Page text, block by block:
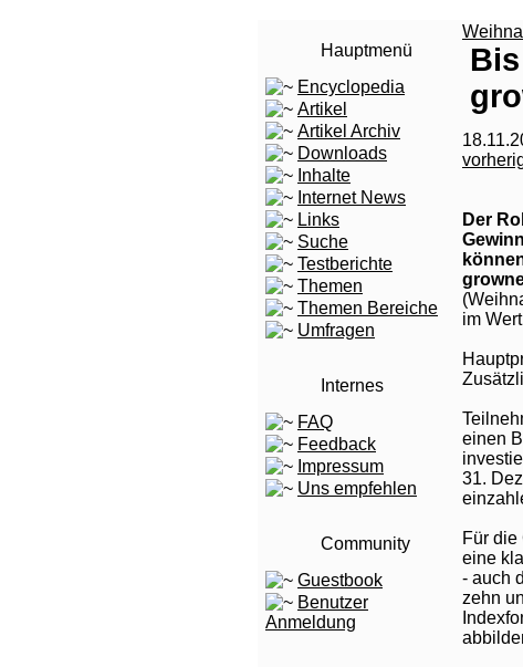
Hauptmenü
Encyclopedia
Artikel
Artikel Archiv
Downloads
Inhalte
Internet News
Links
Suche
Testberichte
Themen
Themen Bereiche
Umfragen
Internes
FAQ
Feedback
Impressum
Uns empfehlen
Community
Guestbook
Benutzer
Anmeldung
Der
im
einen
31.
Für
eine
- auch
zehn